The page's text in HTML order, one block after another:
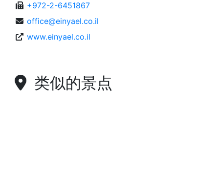
+972-2-6451867
office@einyael.co.il
www.einyael.co.il
类似的景点